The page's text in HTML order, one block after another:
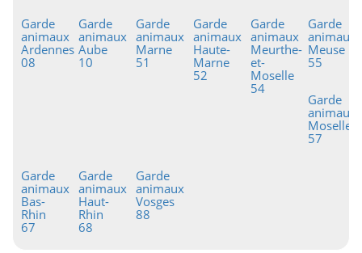
Garde
animaux
Ardennes
08
Garde
animaux
Aube
10
Garde
animaux
Marne
51
Garde
animaux
Haute-
Marne
52
Garde
animaux
Meurthe-
et-
Moselle
54
Garde
animaux
Meuse
55
Garde
animaux
Moselle
57
Garde
animaux
Bas-
Rhin
67
Garde
animaux
Haut-
Rhin
68
Garde
animaux
Vosges
88